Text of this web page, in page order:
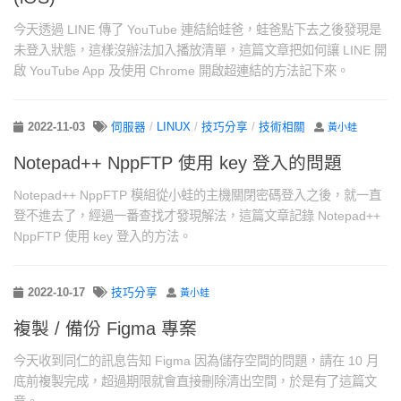
今天透過 LINE 傳了 YouTube 連結給蛙爸，蛙爸點下去之後發現是
未登入狀態，這樣沒辦法加入播放清單，這篇文章把如何讓 LINE 開
啟 YouTube App 及使用 Chrome 開啟超連結的方法記下來。
2022-11-03 伺服器 / LINUX / 技巧分享 / 技術相關 黃小蛙
Notepad++ NppFTP 使用 key 登入的問題
Notepad++ NppFTP 模組從小蛙的主機關閉密碼登入之後，就一直
登不進去了，經過一番查找才發現解法，這篇文章記錄 Notepad++
NppFTP 使用 key 登入的方法。
2022-10-17 技巧分享 黃小蛙
複製 / 備份 Figma 專案
今天收到同仁的訊息告知 Figma 因為儲存空間的問題，請在 10 月
底前複製完成，超過期限就會直接刪除清出空間，於是有了這篇文